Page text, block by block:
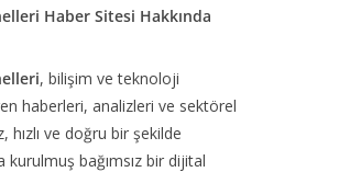
Haber Sitesi Hakkında
, bilişim ve teknoloji
haberleri, analizleri ve sektörel
hızlı ve doğru bir şekilde
kurulmuş bağımsız bir dijital